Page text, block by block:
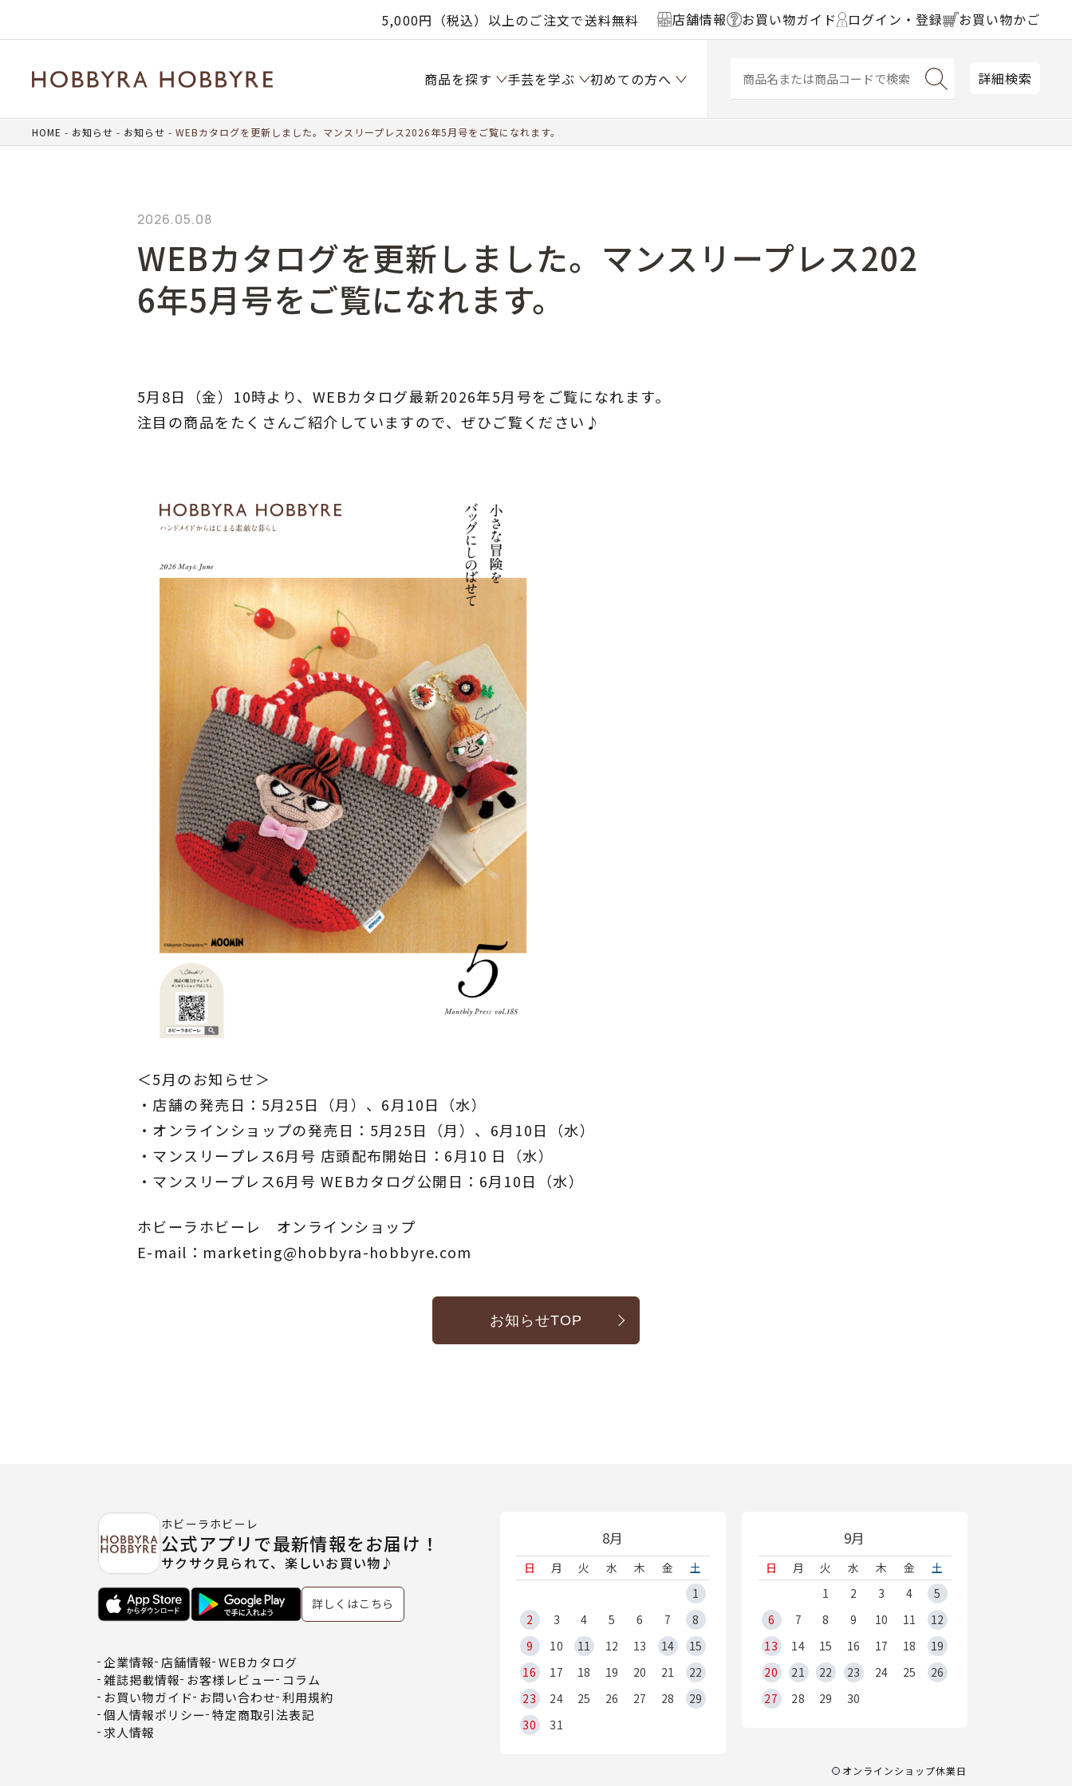
5,000円（税込）以上のご注文で送料無料 店舗情報 お買い物ガイド ログイン・登録 お買い物かご
商品を探す 手芸を学ぶ 初めての方へ 詳細検索
HOME お知らせ お知らせ WEBカタログを更新しました。マンスリープレス2026年5月号をご覧になれます。
2026.05.08
WEBカタログを更新しました。マンスリープレス202
6年5月号をご覧になれます。
5月8日（金）10時より、WEBカタログ最新2026年5月号をご覧になれます。
注目の商品をたくさんご紹介していますので、ぜひご覧ください♪
＜5月のお知らせ＞
・店舗の発売日：5月25日（月）、6月10日（水）
・オンラインショップの発売日：5月25日（月）、6月10日（水）
・マンスリープレス6月号 店頭配布開始日：6月10 日（水）
・マンスリープレス6月号 WEBカタログ公開日：6月10日（水）
ホビーラホビーレ オンラインショップ
E-mail：marketing@hobbyra-hobbyre.com
お知らせTOP
8月
日 月 火 水 木 金
土
1
2
3 4 5 6 7
8
9
10 11 12 13 14
15
16
17 18 19 20 21
22
23
24 25 26 27 28
29
30
31
9月
日 月 火 水 木 金
土
1
2 3 4
5
6
7 8 9 10 11
12
13
14 15 16 17 18
19
20
21 22 23 24 25
26
27
28 29 30
オンラインショップ休業日
ホビーラホビーレ
公式アプリで最新情報をお届け！
サクサク見られて、楽しいお買い物♪
詳しくはこちら
企業情報 店舗情報 WEBカタログ
雑誌掲載情報 お客様レビュー
コラム
お買い物ガイド
お問い合わせ 利用規約
個人情報ポリシー 特定商取引法表記
求人情報